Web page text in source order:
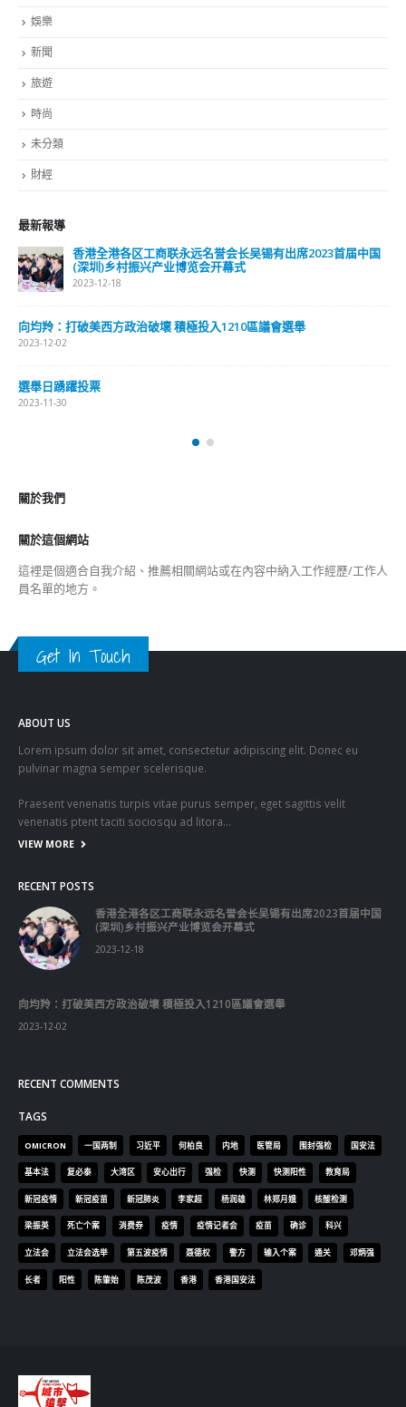
娛樂
新聞
旅遊
時尚
未分類
財經
最新報導
香港全港各区工商联永远名誉会长吴锡有出席2023首届中国
(深圳)乡村振兴产业博览会开幕式
2023-12-18
向均羚：打破美西方政治破壞 積極投入1210區議會選舉
2023-12-02
選舉日踴躍投票
2023-11-30
關於我們
關於這個網站
這裡是個適合自我介紹、推薦相關網站或在內容中納入工作經歷/工作人
員名單的地方。
Get In Touch
ABOUT US
Lorem ipsum dolor sit amet, consectetur adipiscing elit. Donec eu
pulvinar magna semper scelerisque.
Praesent venenatis turpis vitae purus semper, eget sagittis velit
venenatis ptent taciti sociosqu ad litora…
VIEW MORE
RECENT POSTS
香港全港各区工商联永远名誉会长吴锡有出席2023首届中国
(深圳)乡村振兴产业博览会开幕式
2023-12-18
向均羚：打破美西方政治破壞 積極投入1210區議會選舉
2023-12-02
RECENT COMMENTS
TAGS
OMICRON 一国两制 习近平 何柏良 内地 医管局 围封强检 国安法
基本法 复必泰 大湾区 安心出行 强检 快测 快测阳性 教育局
新冠疫情 新冠疫苗 新冠肺炎 李家超 杨润雄 林郑月娥 核酸检测
梁振英 死亡个案 消费券 疫情 疫情记者会 疫苗 确诊 科兴
立法会 立法会选举 第五波疫情 聂德权 警方 输入个案 通关 邓炳强
长者 阳性 陈肇始 陈茂波 香港 香港国安法